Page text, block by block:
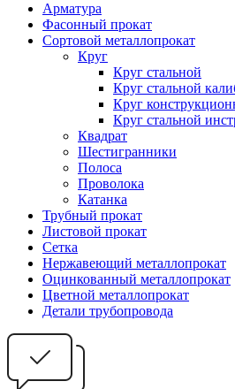
Арматура
Фасонный прокат
Сортовой металлопрокат
Круг
Круг стальной
Круг стальной
Круг
Круг стальной
Квадрат
Шестигранники
Полоса
Проволока
Катанка
Трубный прокат
Листовой прокат
Сетка
Нержавеющий металлопрокат
Оцинкованный металлопрокат
Цветной металлопрокат
Детали трубопровода